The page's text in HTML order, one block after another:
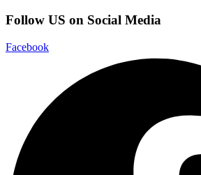
Follow US on Social Media
Facebook